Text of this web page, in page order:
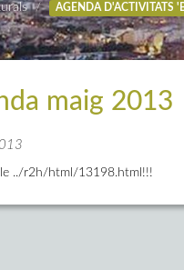
AGENDA D'ACTIVITATS
maig 2013
../r2h/html/13198.html!!!